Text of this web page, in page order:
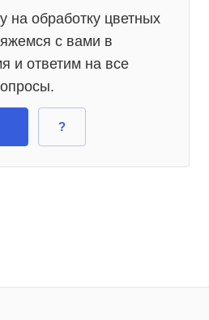
на обработку цветных
с вами в
и ответим на все
?